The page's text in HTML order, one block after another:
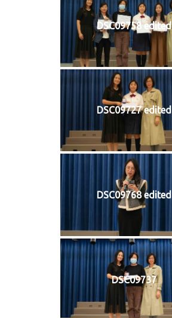
DSC09758 edited
DSC09727 edited
DSC09768 edited
DSC09737